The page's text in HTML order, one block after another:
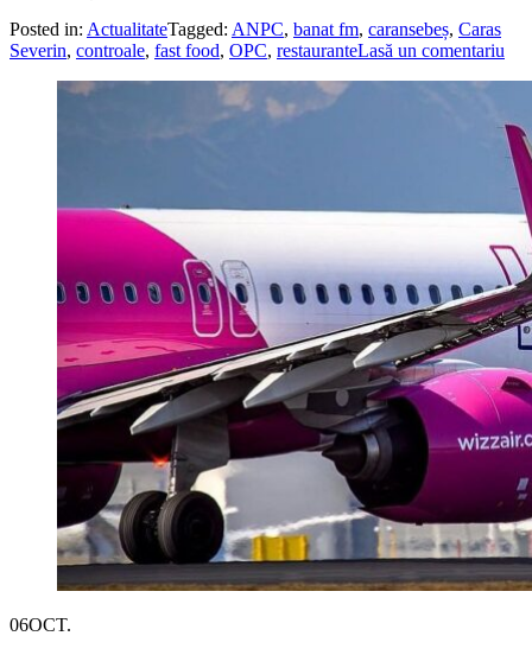
Posted in: ActualitateTagged: ANPC, banat fm, caransebeș, Caras
Severin, controale, fast food, OPC, restauranteLasă un comentariu
06OCT.